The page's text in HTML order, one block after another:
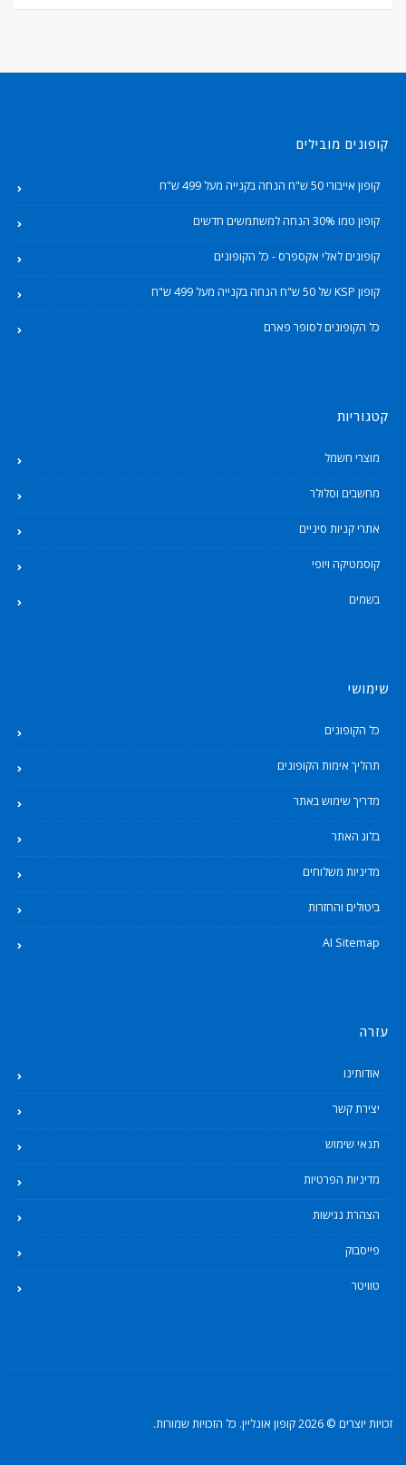
קופונים מובילים
קופון אייבורי 50 ש"ח הנחה בקנייה מעל 499 ש"ח
קופון טמו 30% הנחה למשתמשים חדשים
קופונים לאלי אקספרס - כל הקופונים
קופון KSP של 50 ש"ח הנחה בקנייה מעל 499 ש"ח
כל הקופונים לסופר פארם
קטגוריות
מוצרי חשמל
מחשבים וסלולר
אתרי קניות סיניים
קוסמטיקה ויופי
בשמים
שימושי
כל הקופונים
תהליך אימות הקופונים
מדריך שימוש באתר
בלוג האתר
מדיניות משלוחים
ביטולים והחזרות
AI Sitemap
עזרה
אודותינו
יצירת קשר
תנאי שימוש
מדיניות הפרטיות
הצהרת נגישות
פייסבוק
טוויטר
זכויות יוצרים © 2026 קופון אונליין. כל הזכויות שמורות.